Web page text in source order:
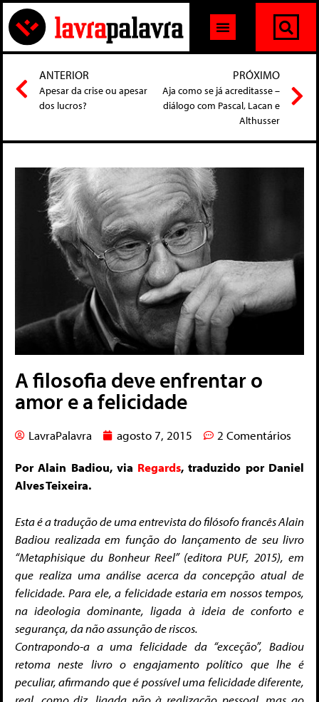
ANTERIOR
Apesar da crise ou apesar
dos lucros?
PRÓXIMO
Aja como se já acreditasse –
diálogo com Pascal, Lacan e
Althusser
A filosofia deve enfrentar o
amor e a felicidade
LavraPalavra agosto 7, 2015 2 Comentários
Por Alain Badiou, via Regards, traduzido por Daniel
Alves Teixeira.
Esta é a tradução de uma entrevista do filósofo francês Alain
Badiou realizada em função do lançamento de seu livro
“Metaphisique du Bonheur Reel” (editora PUF, 2015), em
que realiza uma análise acerca da concepção atual de
felicidade. Para ele, a felicidade estaria em nossos tempos,
na ideologia dominante, ligada à ideia de conforto e
segurança, da não assunção de riscos.
Contrapondo-a a uma felicidade da “exceção”, Badiou
retoma neste livro o engajamento político que lhe é
peculiar, afirmando que é possível uma felicidade diferente,